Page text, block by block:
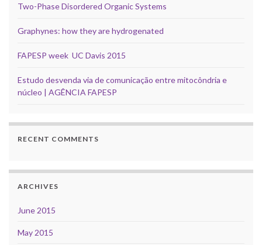
Two-Phase Disordered Organic Systems
Graphynes: how they are hydrogenated
FAPESP week UC Davis 2015
Estudo desvenda via de comunicação entre mitocôndria e
núcleo | AGÊNCIA FAPESP
RECENT COMMENTS
ARCHIVES
June 2015
May 2015